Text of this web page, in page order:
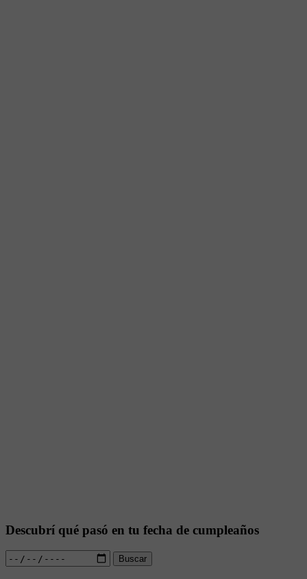
Descubrí qué pasó en tu fecha de cumpleaños
Buscar